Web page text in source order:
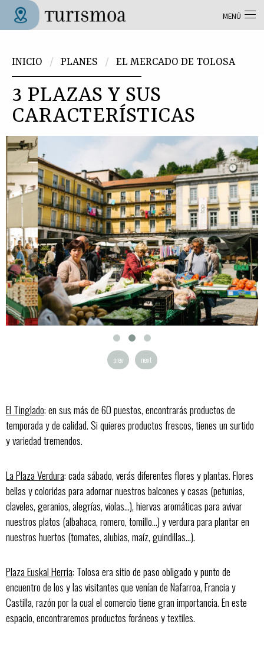
Pasar al contenido principal
INICIO
PLANES EL MERCADO DE TOLOSA
3 PLAZAS Y SUS
CARACTERÍSTICAS
prev next
El Tinglado: en sus más de 60 puestos, encontrarás productos de
temporada y de calidad. Si quieres productos frescos, tienes un surtido
y variedad tremendos.
La Plaza Verdura: cada sábado, verás diferentes flores y plantas. Flores
bellas y coloridas para adornar nuestros balcones y casas (petunias,
claveles, geranios, alegrías, violas…), hiervas aromáticas para avivar
nuestros platos (albahaca, romero, tomillo…) y verdura para plantar en
nuestros huertos (tomates, alubias, maíz, guindillas…).
Plaza Euskal Herria: Tolosa era sitio de paso obligado y punto de
encuentro de los y las visitantes que venían de Nafarroa, Francia y
Castilla, razón por la cual el comercio tiene gran importancia. En este
espacio, encontraremos productos foráneos y textiles.
MENÚ